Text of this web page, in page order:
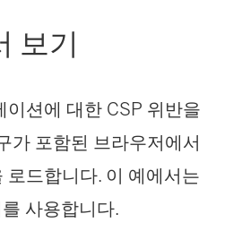
보기
이션에 대한 CSP 위반을
가 포함된 브라우저에서
로드합니다. 이 예에서는
사용합니다.